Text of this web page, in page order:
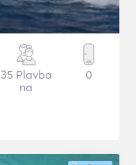
35 Plavba
na
0